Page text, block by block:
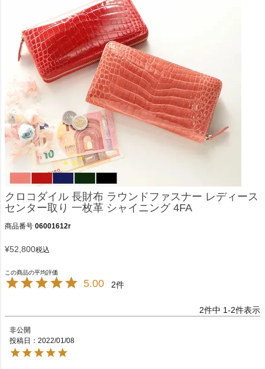
クロコダイル 長財布 ラウンドファスナー レディース
センター取り 一枚革 シャイニング 4FA
商品番号 06001612r
¥52,800税込
5.00 2
2件中 1-2件表示
非公開
投稿日
2022/01/08